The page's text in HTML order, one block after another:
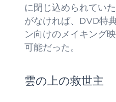
に閉じ込められてい
がなければ、DVD特
ン向けのメイキング
可能だった。
雲の上の救世主